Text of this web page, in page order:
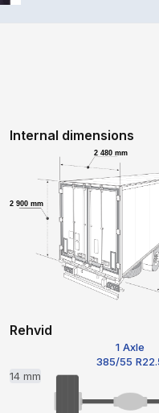
Internal dimensions
2 480 mm
2 900 mm
Rehvid
1 Axle
385/55
14 mm